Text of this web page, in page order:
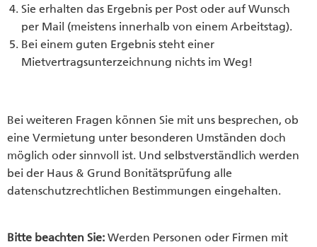
Sie erhalten das Ergebnis per Post oder auf Wunsch
per Mail (meistens innerhalb von einem Arbeitstag).
Bei einem guten Ergebnis steht einer
Mietvertragsunterzeichnung nichts im Weg!
Bei weiteren Fragen können Sie mit uns besprechen, ob
eine Vermietung unter besonderen Umständen doch
möglich oder sinnvoll ist. Und selbstverständlich werden
bei der Haus & Grund Bonitätsprüfung alle
datenschutzrechtlichen Bestimmungen eingehalten.
Bitte beachten Sie: Werden Personen oder Firmen mit